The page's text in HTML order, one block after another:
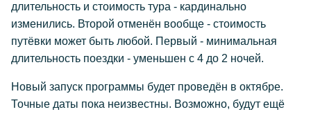
длительность и стоимость тура - кардинально
изменились. Второй отменён вообще - стоимость
путёвки может быть любой. Первый - минимальная
длительность поездки - уменьшен с 4 до 2 ночей.
Новый запуск программы будет проведён в октябре.
Точные даты пока неизвестны. Возможно, будут ещё